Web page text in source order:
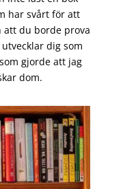
har svårt för att
att du borde prova
dig som
gjorde att jag
dom.